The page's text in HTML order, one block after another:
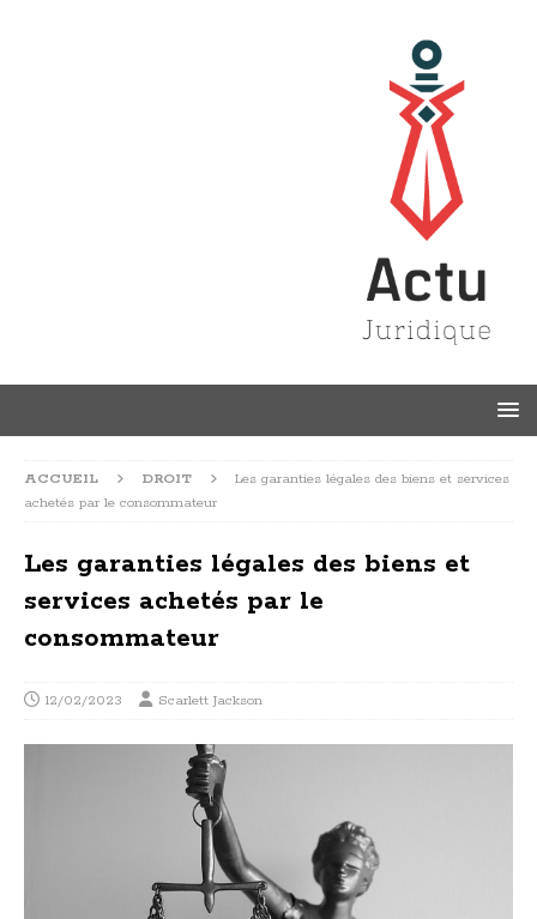
ACCUEIL DROIT
Les garanties légales des biens et services
achetés par le consommateur
Les garanties légales des biens et
services achetés par le
consommateur
12/02/2023 Scarlett Jackson